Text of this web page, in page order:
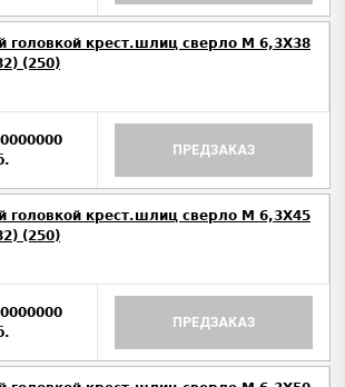
головкой крест.шлиц сверло М 6,3Х38
(250)
ПРЕДЗАКАЗ
головкой крест.шлиц сверло М 6,3Х45
(250)
ПРЕДЗАКАЗ